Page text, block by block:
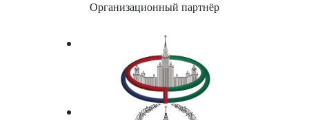
Организационный партнёр